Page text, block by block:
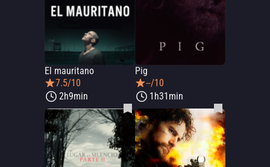
El mauritano
7.5/10
2h9min
Pig
--/10
1h31min